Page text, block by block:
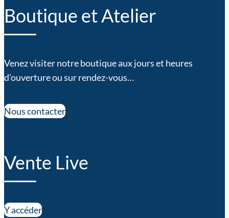
Boutique et Atelier
Venez visiter notre boutique aux jours et heures
d’ouverture ou sur rendez-vous…
Nous contacter
Vente Live
Y accéder